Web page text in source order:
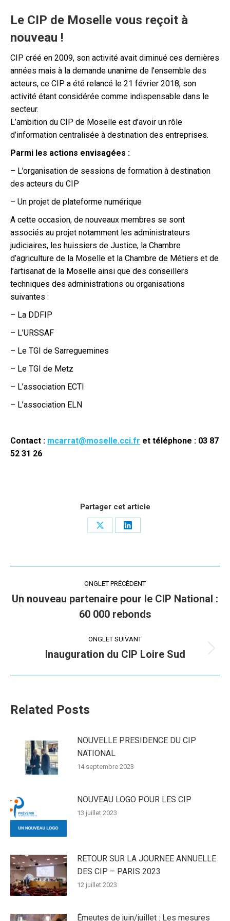
Le CIP de Moselle vous reçoit à
nouveau !
CIP créé en 2009, son activité avait diminué ces dernières
années mais à la demande unanime de l’ensemble des
acteurs, ce CIP a été relancé le 21 février 2018, son
activité étant considérée comme indispensable dans le
secteur.
L’ambition du CIP de Moselle est d’avoir un rôle
d’information centralisée à destination des entreprises.
Parmi les actions envisagées :
– L’organisation de sessions de formation à destination
des acteurs du CIP
– Un projet de plateforme numérique
A cette occasion, de nouveaux membres se sont
associés au projet notamment les administrateurs
judiciaires, les huissiers de Justice, la Chambre
d’agriculture de la Moselle et la Chambre de Métiers et de
l’artisanat de la Moselle ainsi que des conseillers
techniques des administrations ou organisations
suivantes :
– La DDFIP
– L’URSSAF
– Le TGI de Sarreguemines
– Le TGI de Metz
– L’association ECTI
– L’association ELN
Contact : mcarrat@moselle.cci.fr et téléphone : 03 87
52 31 26
Partager cet article
Share
Share
Navigation
de
commentaire
ONGLET PRÉCÉDENT
Onglet
précédent
Un nouveau partenaire pour le CIP National :
60 000 rebonds
ONGLET SUIVANT
Onglet
Inauguration du CIP Loire Sud
Related Posts
NOUVELLE PRESIDENCE DU CIP
NATIONAL
14 septembre 2023
NOUVEAU LOGO POUR LES CIP
13 juillet 2023
RETOUR SUR LA JOURNEE ANNUELLE
DES CIP – PARIS 2023
12 juillet 2023
Émeutes de juin/juillet : Les mesures